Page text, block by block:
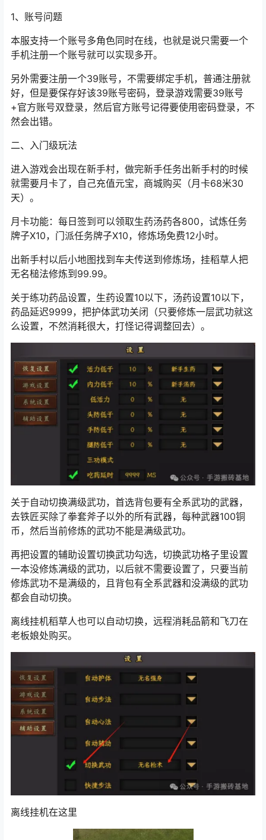
1、账号问题
本服支持一个账号多角色同时在线，也就是说只需要一个
手机注册一个账号就可以实现多开。
另外需要注册一个39账号，不需要绑定手机，普通注册就
好，但是要保存好该39账号密码，登录游戏需要39账号
+官方账号双登录，然后官方账号记得要使用密码登录，不
然会出错。
二、入门级玩法
进入游戏会出现在新手村，做完新手任务出新手村的时候
就需要月卡了，自己充值元宝，商城购买（月卡68米30
天）。
月卡功能：每日签到可以领取生药汤药各800，试炼任务
牌子X10，门派任务牌子X10，修炼场免费12小时。
出新手村以后小地图找到车夫传送到修炼场，挂稻草人把
无名槌法修炼到99.99。
关于练功药品设置，生药设置10以下，汤药设置10以下，
药品延迟9999，把护体武功关闭（只要修炼一层武功就这
么设置，不然消耗很大，打怪记得调整回去）。
关于自动切换满级武功，首选背包要有全系武功的武器，
去铁匠买除了拳套斧子以外的所有武器，每种武器100铜
币，然后当前修炼的武功不能是满级武功。
再把设置的辅助设置切换武功勾选，切换武功格子里设置
一本没修炼满级的武功，以后就不需要设置了，只要当前
修炼武功不是满级的，且背包有全系武器和没满级的武功
都会自动切换。
离线挂机稻草人也可以自动切换，远程消耗品箭和飞刀在
老板娘处购买。
离线挂机在这里